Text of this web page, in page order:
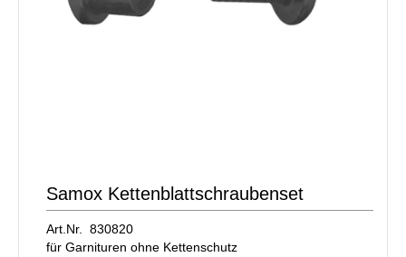
Samox Kettenblattschraubenset
Art.Nr. 830820
für Garnituren ohne Kettenschutz